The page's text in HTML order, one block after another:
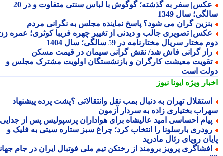
عکس| سفر به گذشته؛ گوگوش با لباس سنتی متفاوت و در 20
سال 1349
گران می شود؟ پاسخ نماینده مجلس به نگرانی مردم
تصویری جالب و دیدنی از تغییر چهره فریبا کوثری؛ عمره زن
مختار سریال مختارنامه در 59 سالگی؛ سال 1404
گرانی فاش شد/ نقش گرانی سیمان در قیمت مسکن
معیشت کارگران و بازنشستگان اولویت مشترک مجلس و
است
ویژهایونا نیوز
تهران به دنبال بمب نقل وانتقالاتی ؟پشت پرده پیشنهاد
بختیاری زاده به سردار آزمون
احساسی امید عالیشاه برای هواداران پرسپولیس پس از جدایی
بارسلونا را انتخاب کرد؛ چراغ سبز ستاره سیتی به فلیک و
رویای رئال مادرید
پرویز برومند از رختکن تیم ملی فوتبال ایران در جام جهانی